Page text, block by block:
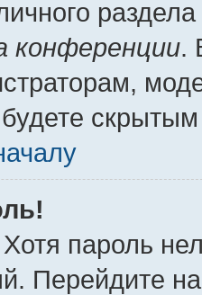
конференции.
пароль
Перейдите